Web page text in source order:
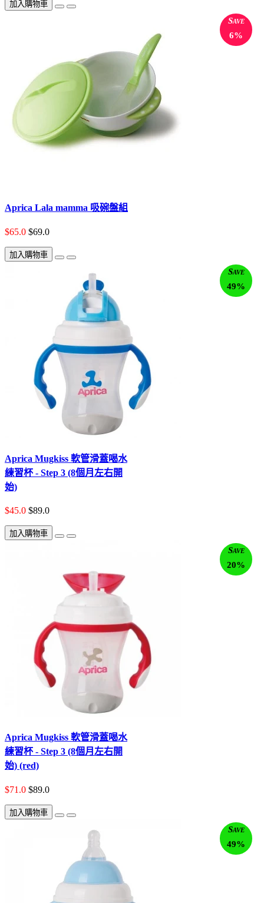
加入購物車
Save
6%
Aprica Lala mamma 吸碗盤組
$65.0 $69.0
加入購物車
Save
49%
Aprica Mugkiss 軟管滑蓋喝水
練習杯 - Step 3 (8個月左右開
始)
$45.0 $89.0
加入購物車
Save
20%
Aprica Mugkiss 軟管滑蓋喝水
練習杯 - Step 3 (8個月左右開
始) (red)
$71.0 $89.0
加入購物車
Save
49%